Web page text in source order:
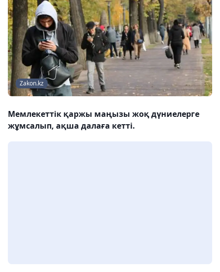
Zakon.kz
Мемлекеттік қаржы маңызы жоқ дүниелерге
жұмсалып, ақша далаға кетті.